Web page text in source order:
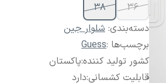
۳۶
۳۸
دسته‌بندی: شلوار جین
برچسب‌ها :Guess
کشور تولید کننده:پاکستان
قابلیت کشسانی:دارد